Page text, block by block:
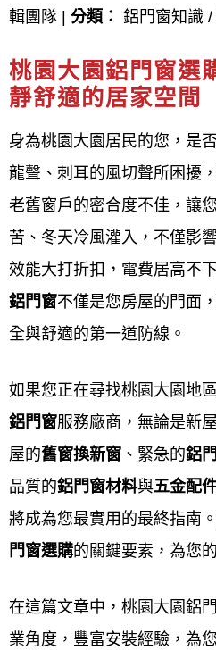
大園門窗工程施工要領,桃園
裝不回去,桃園大園鋁門窗安
裝,桃園大園鋁門窗,桃園大園
大園鋁窗價格,桃園大園鋁門
窗價格,桃園大園鋁窗包框價
園大園鋁門窗報價,桃園大園
窗價錢,桃園大園鋁門窗價格
裝,鋁門窗桃園大園ptt,桃園
鋁門窗推薦,桃園大園門窗行
園大園氣密窗,桃園大園铝門,
門價格,桃園大園落地鋁門窗
格,桃園大園700型鋁門價格,
桃園大園房間鋁門價格,桃園
園大園舊鋁窗改氣密窗價格
園大園鋁門窗價格,桃園大園
大園陽台鋁門窗樣式,桃園大
園落地鋁門窗樣式,桃園大園
鋁門窗樣式價格,桃園大園廚
輯團隊 | 分類： 鋁門窗知識
桃園大園鋁門窗選
靜舒適的居家空間
身為桃園大園居民的您，是
龍聲、刺耳的風切聲所困擾
老舊窗戶的密合度不佳，讓
苦、冬天冷風灌入，不僅影
效能大打折扣，電費居高不
鋁門窗不僅是您房屋的門面
全與舒適的第一道防線。
如果您正在尋找桃園大園地
鋁門窗服務廠商，無論是新
屋的舊窗換新窗 、緊急的鋁
品質的鋁門窗材料與五金配
將成為您最實用的最終指南
門窗選購的關鍵要素，為您
在這篇文章中，桃園大園鋁
業角度，豐富安裝經驗，為